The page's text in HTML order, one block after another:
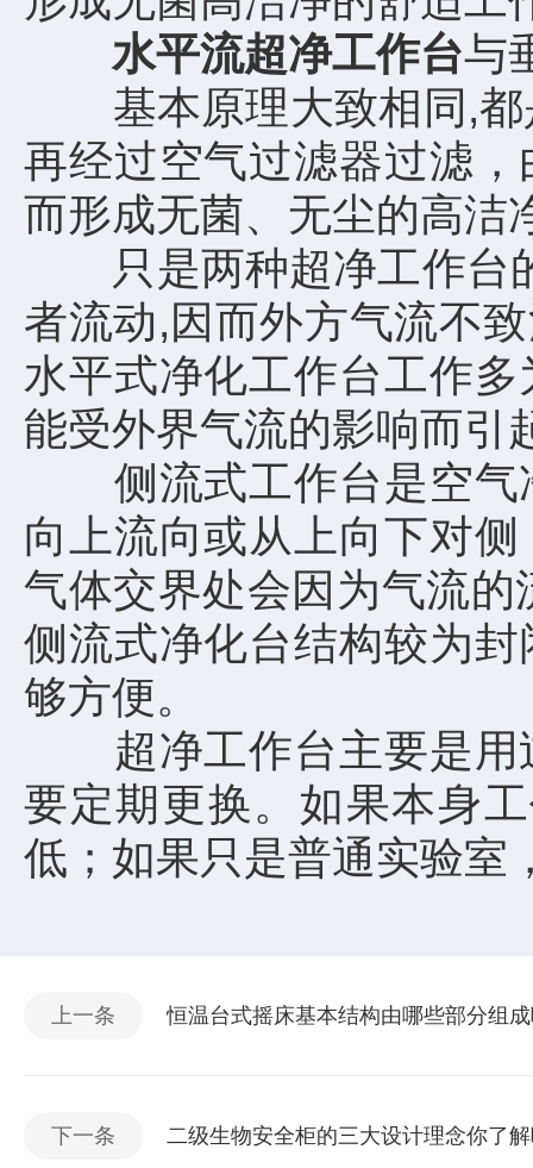
水平流超净工作台与
基本原理大致相同,都
再经过空气过滤器过滤
而形成无菌、无尘的高洁
只是两种超净工作台的
者流动,因而外方气流不
水平式净化工作台工作
能受外界气流的影响而引
侧流式工作台是空气
向上流向或从上向下对
气体交界处会因为气流
侧流式净化台结构较为
够方便。
超净工作台主要是用
要定期更换。如果本身
低；如果只是普通实验室
上一条 恒温台式摇床基本结构由哪些部分组
下一条 二级生物安全柜的三大设计理念你了